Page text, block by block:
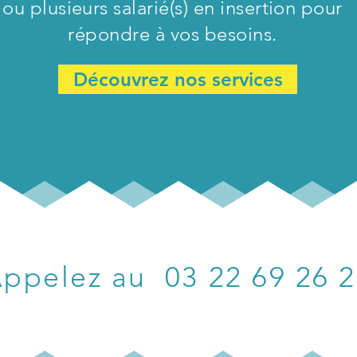
ou plusieurs salarié(s) en insertion pour
répondre à vos besoins.
Découvrez nos services
au 03 22 69 26